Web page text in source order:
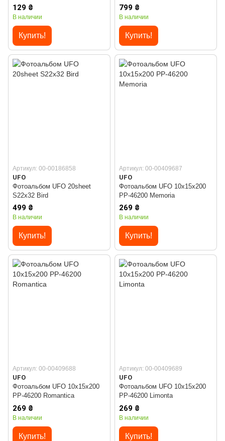
129 ₴
В наличии
Купить!
799 ₴
В наличии
Купить!
Артикул: 00-00186858
UFO
Фотоальбом UFO 20sheet
S22x32 Bird
499 ₴
В наличии
Купить!
Артикул: 00-00409687
UFO
Фотоальбом UFO 10x15x200
PP-46200 Memoria
269 ₴
В наличии
Купить!
Артикул: 00-00409688
UFO
Фотоальбом UFO 10x15x200
PP-46200 Romantica
269 ₴
В наличии
Купить!
Артикул: 00-00409689
UFO
Фотоальбом UFO 10x15x200
PP-46200 Limonta
269 ₴
В наличии
Купить!